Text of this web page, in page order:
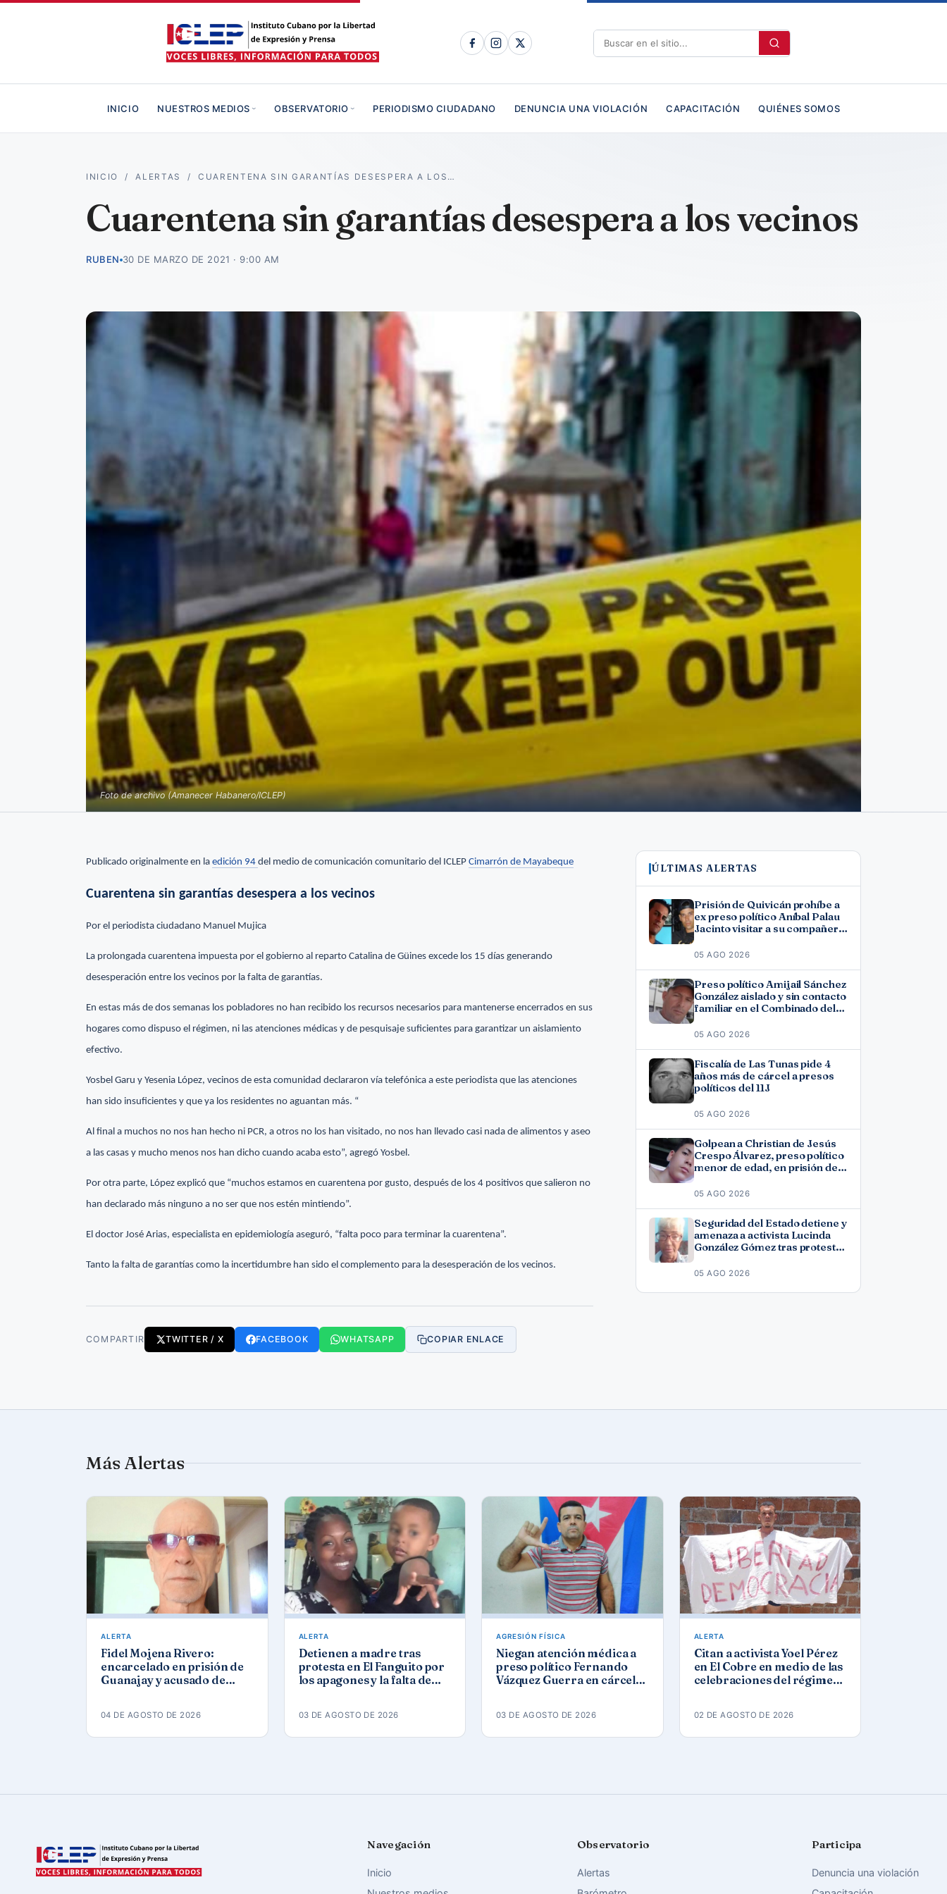
INICIO NUESTROS MEDIOS OBSERVATORIO PERIODISMO CIUDADANO DENUNCIA UNA VIOLACIÓN CAPACITACIÓN QUIÉNES SOMOS
INICIO /ALERTAS /CUARENTENA SIN GARANTÍAS DESESPERA A LOS…
Cuarentena sin garantías desespera a los vecinos
RUBEN 30 DE MARZO DE 2021 · 9:00 AM
Foto de archivo (Amanecer Habanero/ICLEP)
Publicado originalmente en la edición 94 del medio de comunicación comunitario del ICLEP Cimarrón de Mayabeque
Cuarentena sin garantías desespera a los vecinos
Por el periodista ciudadano Manuel Mujica
La prolongada cuarentena impuesta por el gobierno al reparto Catalina de Güines excede los 15 días generando
desesperación entre los vecinos por la falta de garantías.
En estas más de dos semanas los pobladores no han recibido los recursos necesarios para mantenerse encerrados en sus
hogares como dispuso el régimen, ni las atenciones médicas y de pesquisaje suficientes para garantizar un aislamiento
efectivo.
Yosbel Garu y Yesenia López, vecinos de esta comunidad declararon vía telefónica a este periodista que las atenciones
han sido insuficientes y que ya los residentes no aguantan más. “
Al final a muchos no nos han hecho ni PCR, a otros no los han visitado, no nos han llevado casi nada de alimentos y aseo
a las casas y mucho menos nos han dicho cuando acaba esto”, agregó Yosbel.
Por otra parte, López explicó que “muchos estamos en cuarentena por gusto, después de los 4 positivos que salieron no
han declarado más ninguno a no ser que nos estén mintiendo”.
El doctor José Arias, especialista en epidemiología aseguró, “falta poco para terminar la cuarentena”.
Tanto la falta de garantías como la incertidumbre han sido el complemento para la desesperación de los vecinos.
COMPARTIR TWITTER / X FACEBOOK WHATSAPP COPIAR ENLACE
ÚLTIMAS ALERTAS
Prisión de Quivicán prohíbe a
ex preso político Aníbal Palau
Jacinto visitar a su compañero
Fonseca
05 AGO 2026
Preso político Amijail Sánchez
González aislado y sin contacto
familiar en el Combinado del
05 AGO 2026
Fiscalía de Las Tunas pide 4
años más de cárcel a presos
políticos del 11J
05 AGO 2026
Golpean a Christian de Jesús
Crespo Álvarez, preso político
menor de edad, en prisión de
05 AGO 2026
Seguridad del Estado detiene y
amenaza a activista Lucinda
González Gómez tras protesta
05 AGO 2026
Más Alertas
ALERTA
Fidel Mojena Rivero:
encarcelado en prisión de
Guanajay y acusado de
04 DE AGOSTO DE 2026
ALERTA
Detienen a madre tras
protesta en El Fanguito por
los apagones y la falta de
03 DE AGOSTO DE 2026
AGRESIÓN FÍSICA
Niegan atención médica a
preso político Fernando
Vázquez Guerra en cárcel
03 DE AGOSTO DE 2026
ALERTA
Citan a activista Yoel Pérez
en El Cobre en medio de las
celebraciones del régimen
02 DE AGOSTO DE 2026
Navegación
Inicio
Observatorio
Alertas
Participa
Denuncia una violación